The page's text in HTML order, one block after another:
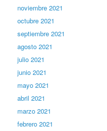
noviembre 2021
octubre 2021
septiembre 2021
agosto 2021
julio 2021
junio 2021
mayo 2021
abril 2021
marzo 2021
febrero 2021